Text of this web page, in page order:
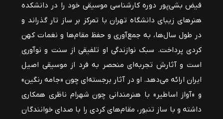
فیض بشی‌پور دوره کارشناسی موسیقی خود را در دانشکده
هنرهای زیبای دانشگاه تهران با تمرکز بر ساز تار گذراند و
در طول سال‌ها، به جمع‌آوری و حفظ مقام‌ها و نغمات کهن
کردی پرداخت. سبک نوازندگی او تلفیقی از سنت و نوآوری
است و آثارش تجربه‌ای منحصر به فرد از موسیقی اصیل
ایران ارائه می‌دهد. او در آثار برجسته‌ای چون «جامه رنگین»
و «آواز اساطیر» با هنرمندانی چون شهرام ناظری همکاری
داشته و با ساز تنبور، مقام‌های کردی را با صدای خوانندگان